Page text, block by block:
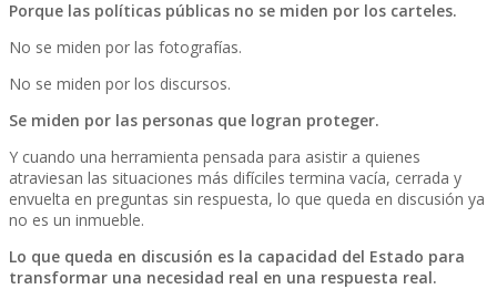
Porque las políticas públicas no se miden por los carteles.
No se miden por las fotografías.
No se miden por los discursos.
Se miden por las personas que logran proteger.
Y cuando una herramienta pensada para asistir a quienes
atraviesan las situaciones más difíciles termina vacía, cerrada y
envuelta en preguntas sin respuesta, lo que queda en discusión ya
no es un inmueble.
Lo que queda en discusión es la capacidad del Estado para
transformar una necesidad real en una respuesta real.